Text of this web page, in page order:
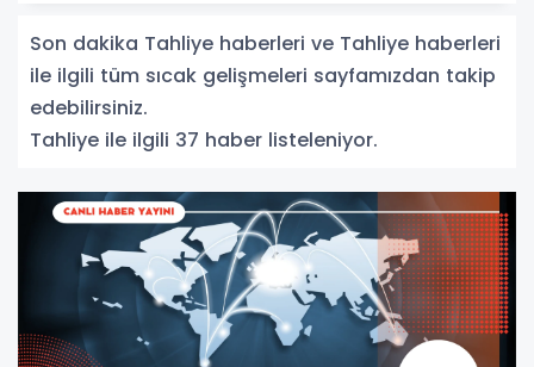
Son dakika Tahliye haberleri ve Tahliye haberleri
ile ilgili tüm sıcak gelişmeleri sayfamızdan takip
edebilirsiniz.
Tahliye ile ilgili 37 haber listeleniyor.